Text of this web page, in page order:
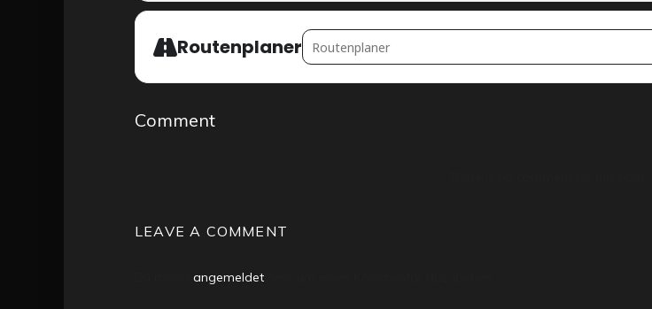
Routenplaner
ADDRESS - PRIVATFEIER [HTBJ7D4LW]
Comment
LEAVE A COMMENT
angemeldet